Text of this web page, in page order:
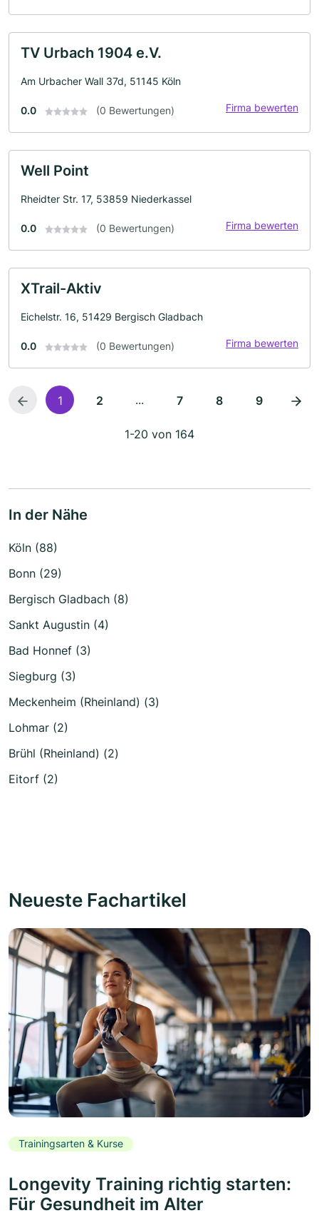
TV Urbach 1904 e.V.
Am Urbacher Wall 37d, 51145 Köln
0.0 (0 Bewertungen) Firma bewerten
Well Point
Rheidter Str. 17, 53859 Niederkassel
0.0 (0 Bewertungen) Firma bewerten
XTrail-Aktiv
Eichelstr. 16, 51429 Bergisch Gladbach
0.0 (0 Bewertungen) Firma bewerten
1 2 ... 7 8 9
1-20 von 164
In der Nähe
Köln (88)
Bonn (29)
Bergisch Gladbach (8)
Sankt Augustin (4)
Bad Honnef (3)
Siegburg (3)
Meckenheim (Rheinland) (3)
Lohmar (2)
Brühl (Rheinland) (2)
Eitorf (2)
Neueste Fachartikel
Trainingsarten & Kurse
Longevity Training richtig starten:
Für Gesundheit im Alter